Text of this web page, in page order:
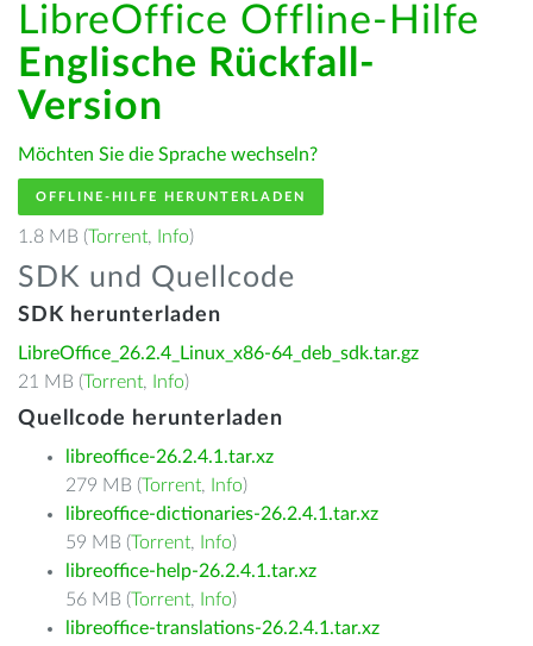
LibreOffice Offline-Hilfe
Englische Rückfall-
Version
Möchten Sie die Sprache wechseln?
OFFLINE-HILFE HERUNTERLADEN
1.8 MB (Torrent, Info)
SDK und Quellcode
SDK herunterladen
LibreOffice_26.2.4_Linux_x86-64_deb_sdk.tar.gz
21 MB (Torrent, Info)
Quellcode herunterladen
libreoffice-26.2.4.1.tar.xz
279 MB (Torrent, Info)
libreoffice-dictionaries-26.2.4.1.tar.xz
59 MB (Torrent, Info)
libreoffice-help-26.2.4.1.tar.xz
56 MB (Torrent, Info)
libreoffice-translations-26.2.4.1.tar.xz